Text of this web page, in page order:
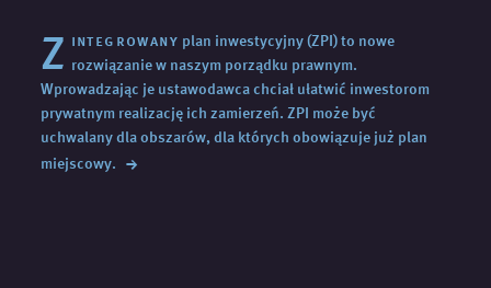
Z integrowany plan inwestycyjny (ZPI) to nowe
rozwiązanie w naszym porządku prawnym.
Wprowadzając je ustawodawca chciał ułatwić inwestorom
prywatnym realizację ich zamierzeń. ZPI może być
uchwalany dla obszarów, dla których obowiązuje już plan
miejscowy. →